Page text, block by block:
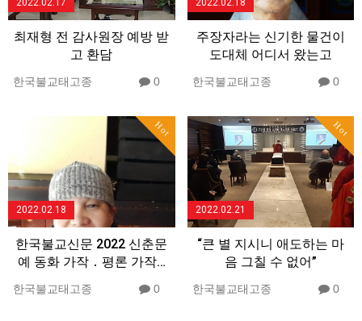
2022.02.17
최재형 전 감사원장 예방 받
고 환담
한국불교태고종 0
2022.02.18
주장자라는 신기한 물건이
도대체 어디서 왔는고
한국불교태고종 0
Hot
2022.02.18
한국불교신문 2022 신춘문
예 동화 가작 ․ 평론 가작…
한국불교태고종 0
Hot
2022.02.21
“큰 별 지시니 애도하는 마
음 그칠 수 없어”
한국불교태고종 0